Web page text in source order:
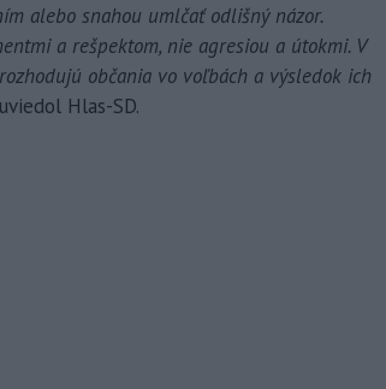
alebo snahou umlčať odlišný názor.
a rešpektom, nie agresiou a útokmi. V
občania vo voľbách a výsledok ich
uviedol Hlas-SD.